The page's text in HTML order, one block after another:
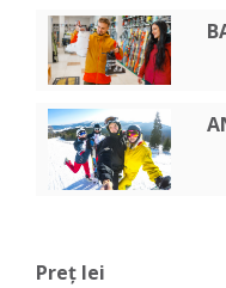
Preț lei